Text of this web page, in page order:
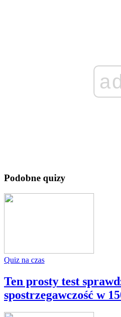
Podobne quizy
Quiz na czas
Ten prosty test
spostrzegawczość w